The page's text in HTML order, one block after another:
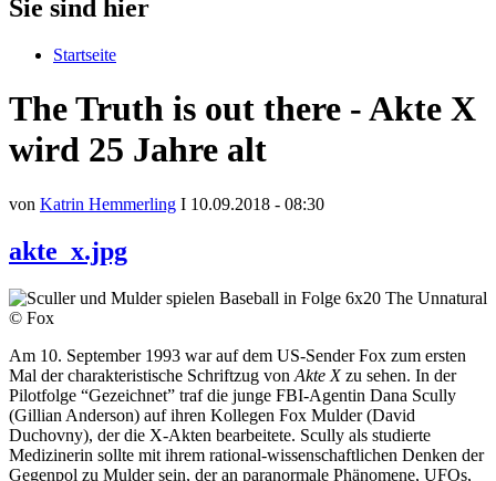
Sie sind hier
Startseite
The Truth is out there - Akte X
wird 25 Jahre alt
von Katrin Hemmerling I 10.09.2018 - 08:30
akte_x.jpg
© Fox
Am 10. September 1993 war auf dem US-Sender Fox zum ersten
Mal der charakteristische Schriftzug von Akte Xzu sehen. In der
Pilotfolge “Gezeichnet” traf die junge FBI-Agentin Dana Scully
(Gillian Anderson) auf ihren Kollegen Fox Mulder (David
Duchovny), der die X-Akten bearbeitete. Scully als studierte
Medizinerin sollte mit ihrem rational-wissenschaftlichen Denken der
Gegenpol zu Mulder sein, der an paranormale Phänomene, UFOs,